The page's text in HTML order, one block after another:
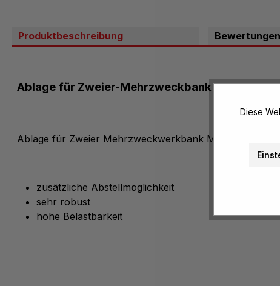
Produktbeschreibung Bewertungen
Ablage für Zweier-Mehrzweckbank
Ablage für Zweier Mehrzweckwerkbank Modell MWS 511
zusätzliche Abstellmöglichkeit
sehr robust
hohe Belastbarkeit
Diese